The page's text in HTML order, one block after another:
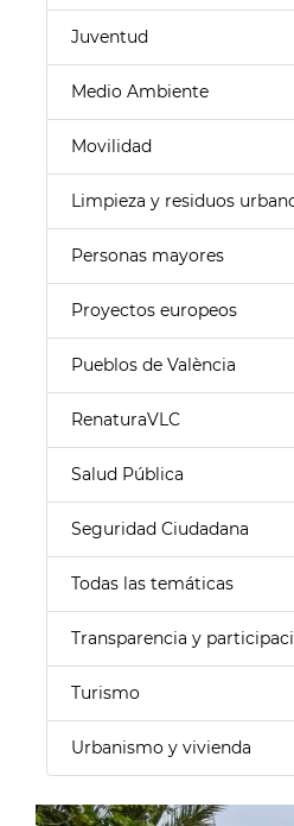
Juventud
Medio Ambiente
Movilidad
Limpieza y residuos
Personas mayores
Proyectos europeos
Pueblos de València
RenaturaVLC
Salud Pública
Seguridad Ciudadana
Todas las temáticas
Transparencia y
Turismo
Urbanismo y vivienda